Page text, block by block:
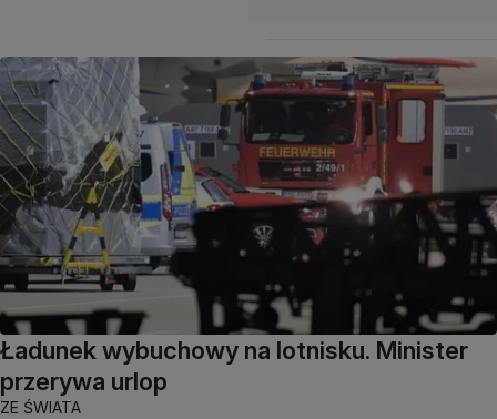
Ładunek wybuchowy na lotnisku. Minister
przerywa urlop
ZE ŚWIATA